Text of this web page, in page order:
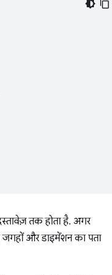
तक होता है. अगर
और डाइमेंशन का पता